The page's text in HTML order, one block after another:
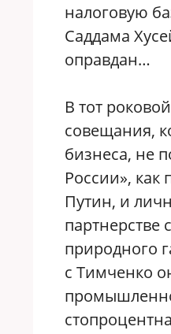
налоговую
Саддама
оправдан…
В тот
совещания,
бизнеса, не
России», как
Путин, и
природного
с Тимченко